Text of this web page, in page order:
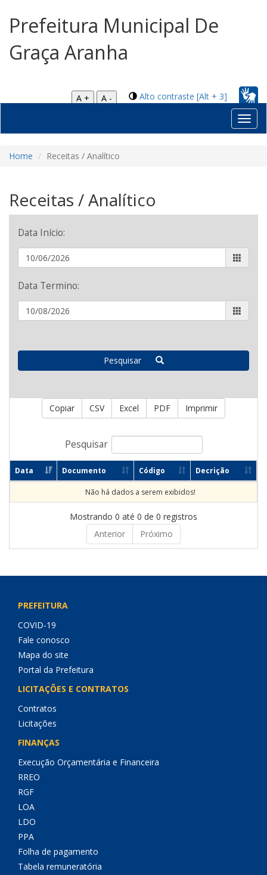
Prefeitura Municipal De
Graça Aranha
Alto contraste [Alt + 3]
A +
A -
Home Receitas / Analítico
Receitas / Analítico
Data Início:
Data Termino:
Pesquisar
Copiar CSV Excel PDF Imprimir
Pesquisar
Data Documento Código Decrição
Não há dados a serem exibidos!
Mostrando 0 até 0 de 0 registros
Anterior
Próximo
PREFEITURA
COVID-19
Fale conosco
Mapa do site
Portal da Prefeitura
LICITAÇÕES E CONTRATOS
Contratos
Licitações
FINANÇAS
Execução Orçamentária e Financeira
RREO
RGF
LOA
LDO
PPA
Folha de pagamento
Tabela remuneratória